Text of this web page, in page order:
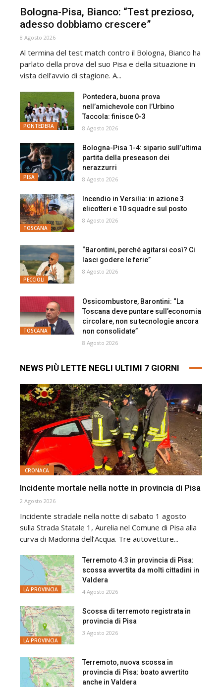
Bologna-Pisa, Bianco: “Test prezioso,
adesso dobbiamo crescere”
8 Agosto 2026
Al termina del test match contro il Bologna, Bianco ha
parlato della prova del suo Pisa e della situazione in
vista dell'avvio di stagione. A...
PONTEDERA
Pontedera, buona prova
nell’amichevole con l’Urbino
Taccola: finisce 0-3
8 Agosto 2026
PISA
Bologna-Pisa 1-4: sipario sull’ultima
partita della preseason dei
nerazzurri
8 Agosto 2026
TOSCANA
Incendio in Versilia: in azione 3
elicotteri e 10 squadre sul posto
8 Agosto 2026
PECCIOLI
“Barontini, perché agitarsi così? Ci
lasci godere le ferie”
8 Agosto 2026
TOSCANA
Ossicombustore, Barontini: “La
Toscana deve puntare sull’economia
circolare, non su tecnologie ancora
non consolidate”
8 Agosto 2026
NEWS PIÙ LETTE NEGLI ULTIMI 7 GIORNI
CRONACA
Incidente mortale nella notte in provincia di Pisa
2 Agosto 2026
Incidente stradale nella notte di sabato 1 agosto
sulla Strada Statale 1, Aurelia nel Comune di Pisa alla
curva di Madonna dell’Acqua. Tre autovetture...
LA PROVINCIA
Terremoto 4.3 in provincia di Pisa:
scossa avvertita da molti cittadini in
Valdera
4 Agosto 2026
LA PROVINCIA
Scossa di terremoto registrata in
provincia di Pisa
3 Agosto 2026
Terremoto, nuova scossa in
provincia di Pisa: boato avvertito
anche in Valdera